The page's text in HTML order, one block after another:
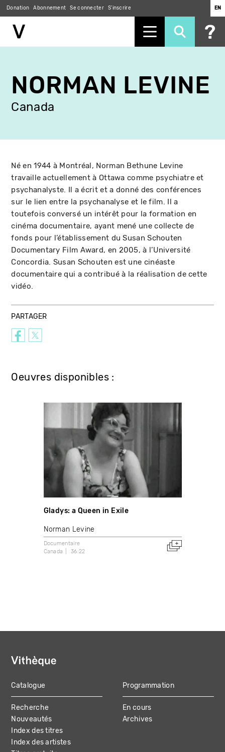
contenu
principal
Donation Abonnement Se connecter S'inscrire EN
NORMAN LEVINE
Canada
Né en 1944 à Montréal, Norman Bethune Levine
travaille actuellement à Ottawa comme psychiatre et
psychanalyste. Il a écrit et a donné des conférences
sur le lien entre la psychanalyse et le film. Il a
toutefois conversé un intérêt pour la formation en
cinéma documentaire, ayant mené une collecte de
fonds pour l’établissement du Susan Schouten
Documentary Film Award, en 2005, à l’Université
Concordia. Susan Schouten est une cinéaste
documentaire qui a contribué à la réalisation de cette
vidéo.
PARTAGER
Oeuvres disponibles :
Gladys: a Queen in Exile
Norman Levine
Documentaire
Canada
36:22
MAIN
NAVIGATION
Catalogue
Recherche
Nouveautés
Index des titres
Index des artistes
Programmation
En cours
Archives